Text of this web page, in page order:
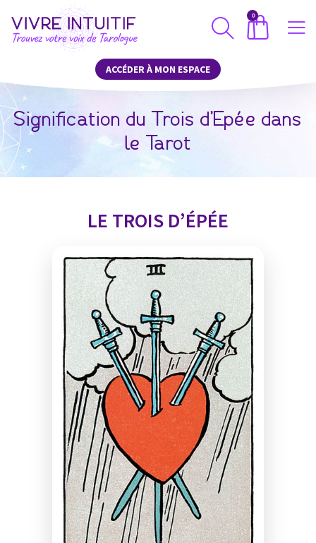
0
ACCÉDER À MON ESPACE
Signification du Trois d’Epée dans
le Tarot
LE TROIS D’ÉPÉE